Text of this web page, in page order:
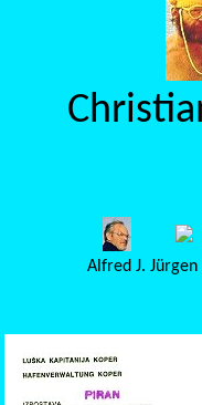
Alfred J. Jürgen